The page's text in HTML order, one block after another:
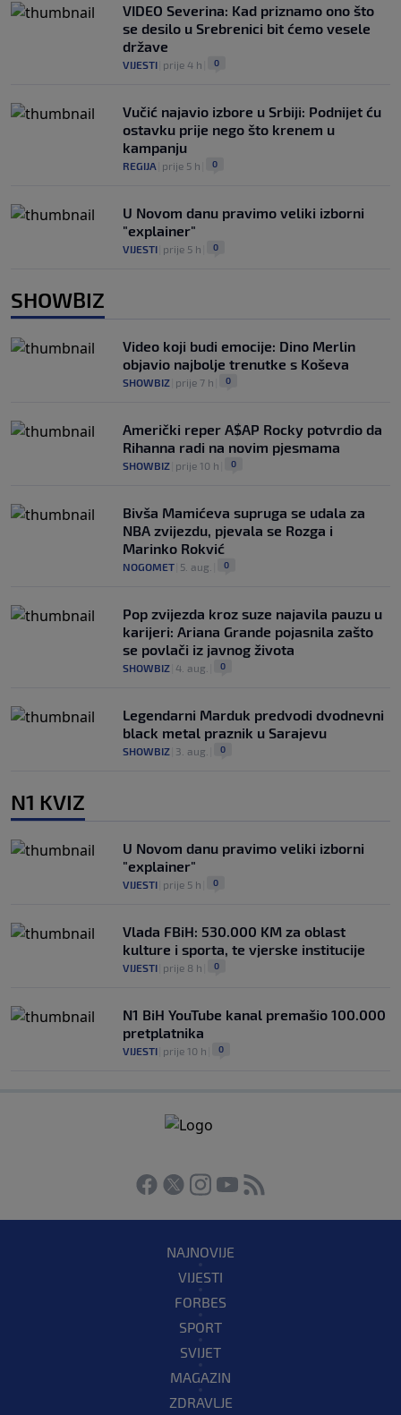
VIDEO Severina: Kad priznamo ono što
se desilo u Srebrenici bit ćemo vesele
države
VIJESTI prije 4 h 0
Vučić najavio izbore u Srbiji: Podnijet ću
ostavku prije nego što krenem u
kampanju
REGIJA prije 5 h 0
U Novom danu pravimo veliki izborni
"explainer"
VIJESTI prije 5 h 0
SHOWBIZ
Video koji budi emocije: Dino Merlin
objavio najbolje trenutke s Koševa
SHOWBIZ prije 7 h 0
Američki reper A$AP Rocky potvrdio da
Rihanna radi na novim pjesmama
SHOWBIZ prije 10 h 0
Bivša Mamićeva supruga se udala za
NBA zvijezdu, pjevala se Rozga i
Marinko Rokvić
NOGOMET 5. aug. 0
Pop zvijezda kroz suze najavila pauzu u
karijeri: Ariana Grande pojasnila zašto
se povlači iz javnog života
SHOWBIZ 4. aug. 0
Legendarni Marduk predvodi dvodnevni
black metal praznik u Sarajevu
SHOWBIZ 3. aug. 0
N1 KVIZ
U Novom danu pravimo veliki izborni
"explainer"
VIJESTI prije 5 h 0
Vlada FBiH: 530.000 KM za oblast
kulture i sporta, te vjerske institucije
VIJESTI prije 8 h 0
N1 BiH YouTube kanal premašio 100.000
pretplatnika
VIJESTI prije 10 h 0
NAJNOVIJE
VIJESTI
FORBES
SPORT
SVIJET
MAGAZIN
ZDRAVLJE